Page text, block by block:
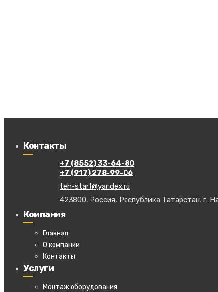
Контакты
+7 (8552) 33-64-80
+7 (917) 278-99-06
teh-start@yandex.ru
423800, Россия, Республика Татарстан, г.
Компания
Главная
О компании
Контакты
Услуги
Монтаж оборудования